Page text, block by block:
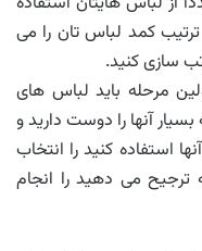
ترتیب کمد لباس تان را می
سازی کنید.
مرحله باید لباس های
آنها را دوست دارید و
استفاده کنید را انتخاب
ترجیح می دهید را انجام